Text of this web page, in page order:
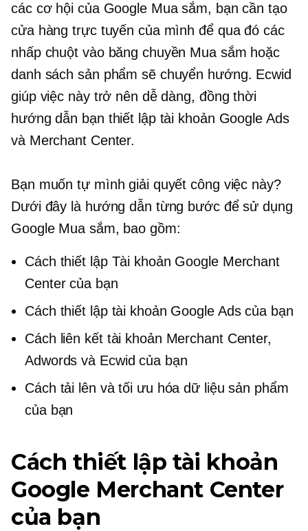
các cơ hội của Google Mua sắm, bạn cần tạo
cửa hàng trực tuyến của mình để qua đó các
nhấp chuột vào băng chuyền Mua sắm hoặc
danh sách sản phẩm sẽ chuyển hướng. Ecwid
giúp việc này trở nên dễ dàng, đồng thời
hướng dẫn bạn thiết lập tài khoản Google Ads
và Merchant Center.
Bạn muốn tự mình giải quyết công việc này?
Dưới đây là hướng dẫn từng bước để sử dụng
Google Mua sắm, bao gồm:
Cách thiết lập Tài khoản Google Merchant
Center của bạn
Cách thiết lập tài khoản Google Ads của bạn
Cách liên kết tài khoản Merchant Center,
Adwords và Ecwid của bạn
Cách tải lên và tối ưu hóa dữ liệu sản phẩm
của bạn
Cách thiết lập tài khoản
Google Merchant Center
của bạn